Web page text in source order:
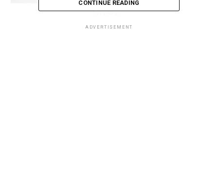
Loading...
CONTINUE READING
ADVERTISEMENT